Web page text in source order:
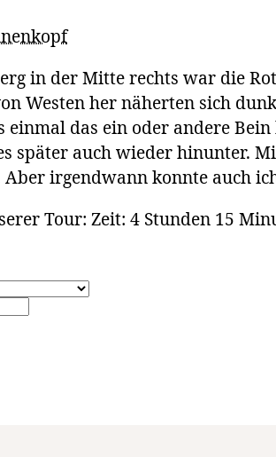
in der Mitte rechts war die
Westen her näherten sich
einmal das ein oder andere
später auch wieder hinunter.
irgendwann konnte auch
Tour: Zeit: 4 Stunden 15